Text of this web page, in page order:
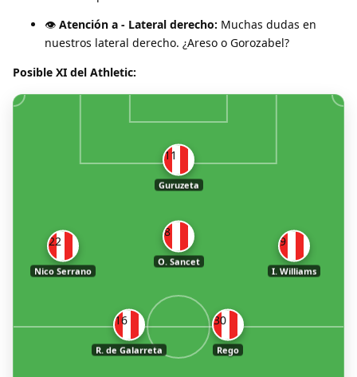
👁️ Atención a - Lateral derecho: Muchas dudas en
nuestros lateral derecho. ¿Areso o Gorozabel?
Posible XI del Athletic:
16
R. de Galarreta
30
Rego
22
Nico Serrano
8
O. Sancet
9
I. Williams
11
Guruzeta